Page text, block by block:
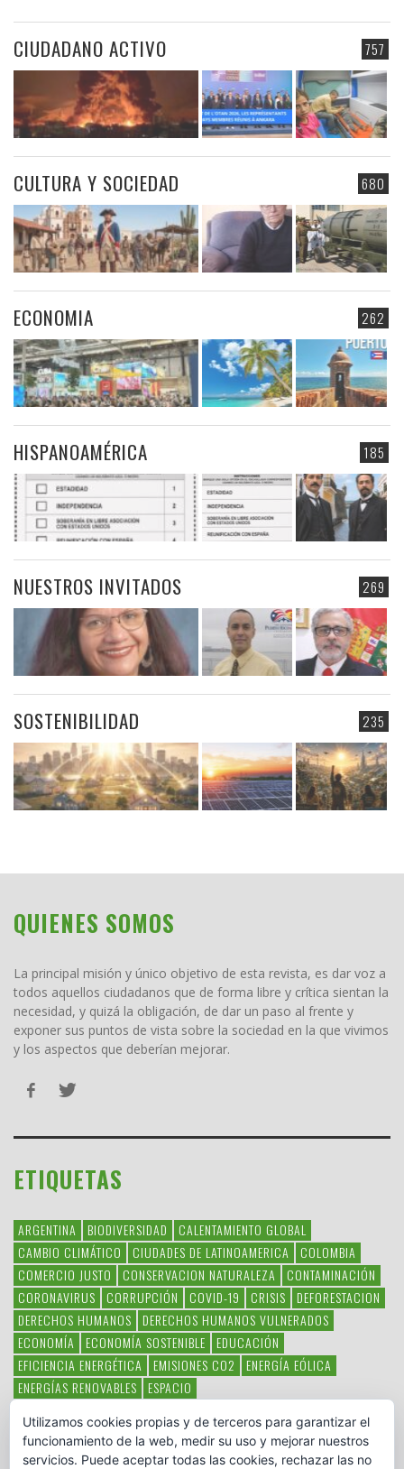
757
CIUDADANO ACTIVO
680
CULTURA Y SOCIEDAD
262
ECONOMIA
185
HISPANOAMÉRICA
269
NUESTROS INVITADOS
235
SOSTENIBILIDAD
QUIENES SOMOS
La principal misión y único objetivo de esta revista, es dar voz a
todos aquellos ciudadanos que de forma libre y crítica sientan la
necesidad, y quizá la obligación, de dar un paso al frente y
exponer sus puntos de vista sobre la sociedad en la que vivimos
y los aspectos que deberían mejorar.
ETIQUETAS
ARGENTINA BIODIVERSIDAD
CALENTAMIENTO GLOBAL
CAMBIO CLIMÁTICO
CIUDADES DE LATINOAMERICA
COLOMBIA
COMERCIO JUSTO
CONSERVACION NATURALEZA
CONTAMINACIÓN
CORONAVIRUS
CORRUPCIÓN COVID-19 CRISIS
DEFORESTACION
DERECHOS HUMANOS
DERECHOS HUMANOS VULNERADOS
ECONOMÍA
ECONOMÍA SOSTENIBLE
EDUCACIÓN
EFICIENCIA ENERGÉTICA
EMISIONES CO2
ENERGÍA EÓLICA
ENERGÍAS RENOVABLES
ESPACIO
HAMBRE LATINOAMÉRICA MEDIO AMBIENTE
MÉXICO
OBJETIVOS DEL MILENIO
ONGS PAZ POBREZA POESÍA
POLITICA
Utilizamos cookies propias y de terceros para garantizar el
funcionamiento de la web, medir su uso y mejorar nuestros
servicios. Puede aceptar todas las cookies, rechazar las no